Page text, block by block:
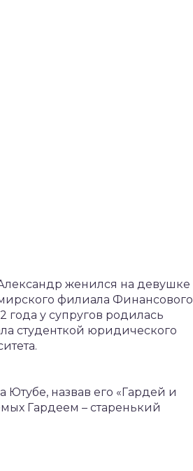
женился на девушке
филиала Финансового
года у супругов родилась
студенткой юридического
Ютубе, назвав его «Гардей и
Гардеем – старенький